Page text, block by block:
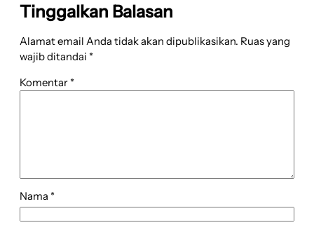
Tinggalkan Balasan
Alamat email Anda tidak akan dipublikasikan. Ruas yang
wajib ditandai *
Komentar *
Nama *